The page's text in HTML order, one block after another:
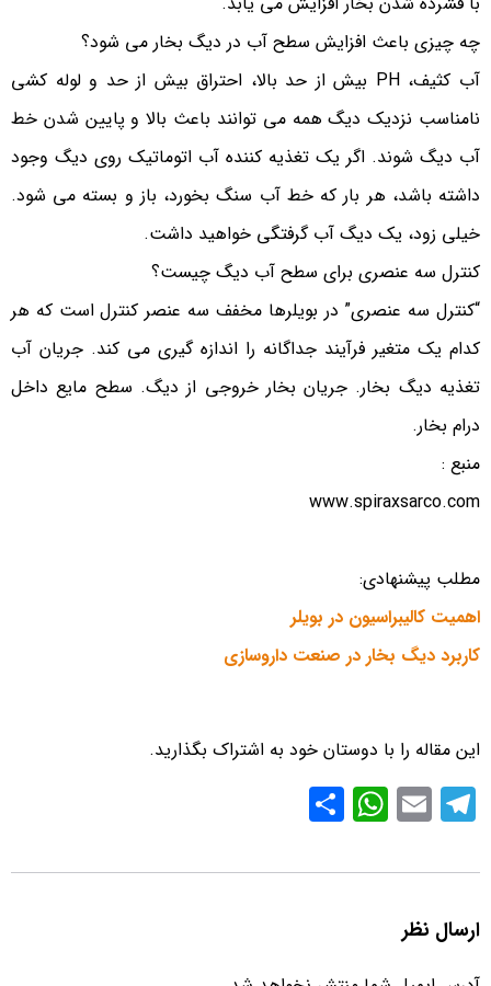
چه چیزی باعث افزایش سطح آب در دیگ بخار می شود؟
آب کثیف، PH بیش از حد بالا، احتراق بیش از حد و لوله کشی
نامناسب نزدیک دیگ همه می توانند باعث بالا و پایین شدن خط
آب دیگ شوند. اگر یک تغذیه کننده آب اتوماتیک روی دیگ وجود
داشته باشد، هر بار که خط آب سنگ بخورد، باز و بسته می شود.
خیلی زود، یک دیگ آب گرفتگی خواهید داشت.
کنترل سه عنصری برای سطح آب دیگ چیست؟
“کنترل سه عنصری” در بویلرها مخفف سه عنصر کنترل است که هر
کدام یک متغیر فرآیند جداگانه را اندازه گیری می کند. جریان آب
تغذیه دیگ بخار. جریان بخار خروجی از دیگ. سطح مایع داخل
درام بخار.
منبع :
www.spiraxsarco.com
مطلب پیشنهادی:
اهمیت کالیبراسیون در بویلر
کاربرد دیگ بخار در صنعت داروسازی
این مقاله را با دوستان خود به اشتراک بگذارید.
T
el
e
gr
a
E
m
ail
W
h
at
ar
ارسال نظر